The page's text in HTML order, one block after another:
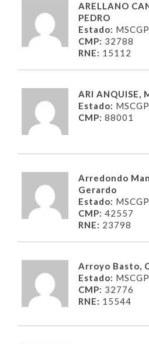
ARELLANO
PEDRO
Estado:
CMP: 32788
RNE: 15112
ARI ANQUISE,
Estado:
CMP: 88001
Arredondo
Gerardo
Estado: MSCGP
CMP: 42557
RNE: 23798
Arroyo Basto,
Estado: MSCGP
CMP: 32776
RNE: 15544